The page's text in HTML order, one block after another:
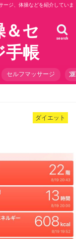
ージ、体操などを紹介していま
＆セ
手帳
search
セルフマッサージ
ダイエット